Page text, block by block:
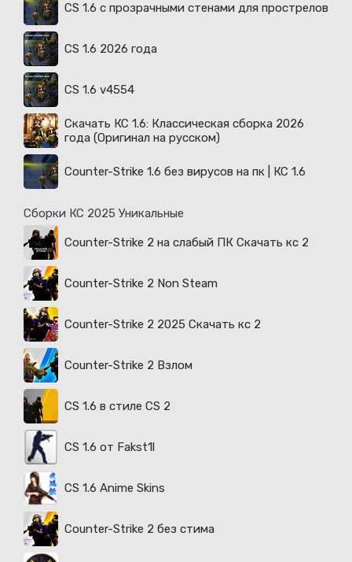
CS 1.6 с прозрачными стенами для прострелов
CS 1.6 2026 года
CS 1.6 v4554
Скачать КС 1.6: Классическая сборка 2026
года (Оригинал на русском)
Counter-Strike 1.6 без вирусов на пк | КС 1.6
Сборки КС 2025 Уникальные
Counter-Strike 2 на слабый ПК Скачать кс 2
Counter-Strike 2 Non Steam
Counter-Strike 2 2025 Скачать кс 2
Counter-Strike 2 Взлом
CS 1.6 в стиле CS 2
CS 1.6 от Fakst1l
CS 1.6 Anime Skins
Counter-Strike 2 без стима